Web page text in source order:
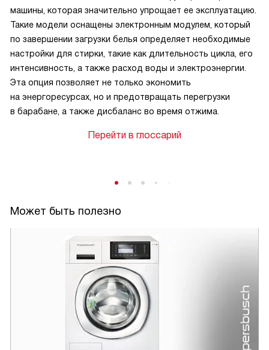
машины, которая значительно упрощает ее эксплуатацию.
Такие модели оснащены электронным модулем, который
по завершении загрузки белья определяет необходимые
настройки для стирки, такие как длительность цикла, его
интенсивность, а также расход воды и электроэнергии.
Эта опция позволяет не только экономить
на энергоресурсах, но и предотвращать перегрузки
в барабане, а также дисбаланс во время отжима.
Перейти в глоссарий
Может быть полезно